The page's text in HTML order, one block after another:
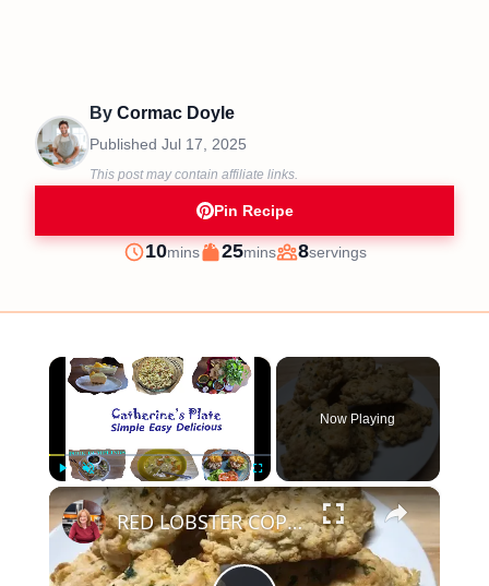
By Cormac Doyle
Published Jul 17, 2025
This post may contain affiliate links.
Pin Recipe
Prep
10minutes
mins
Cook
25minutes
mins
Servings
8servings
×
Play Unmute Fullscreen
Now Playing
×
RED LOBSTER COPYCAT CHEDDAR BAY BISCUITS